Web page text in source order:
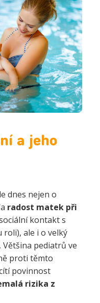
a jeho
dnes nejen o
radost matek při
kontakt s
roli), ale i o velký
Většina pediatrů ve
proti těmto
povinnost
rizika z